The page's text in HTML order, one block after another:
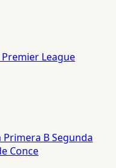
Premier League
Primera BSegunda
Conce